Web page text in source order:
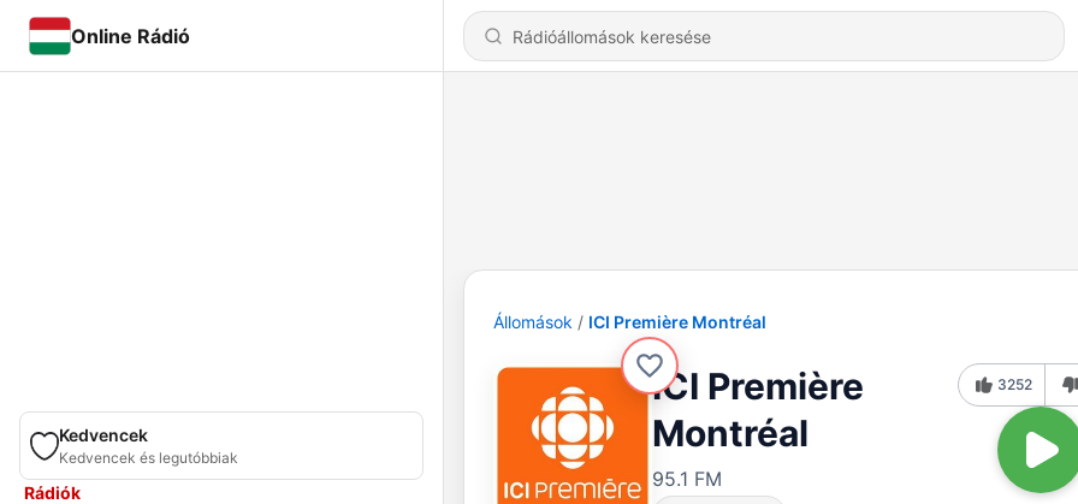
Online Rádió
Kedvencek
Kedvencek és legutóbbiak
Rádiók
Állomások ICI Première Montréal
ICI Première
Montréal
95.1 FM
3252